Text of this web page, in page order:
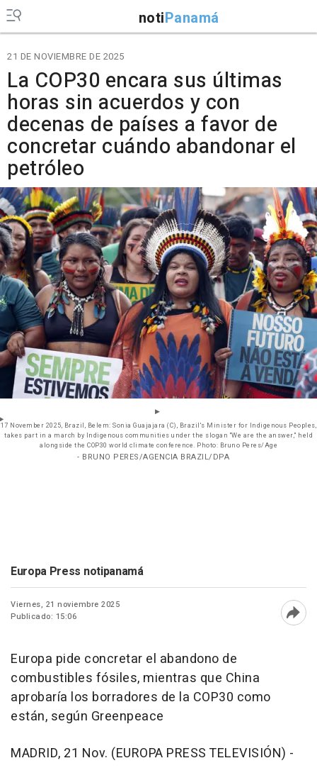
notiPanamá
21 DE NOVIEMBRE DE 2025
La COP30 encara sus últimas
horas sin acuerdos y con
decenas de países a favor de
concretar cuándo abandonar el
petróleo
17 November 2025, Brazil, Belem: Sonia Guajajara (C), Brazil's Minister for Indigenous Peoples,
takes part in a march by Indigenous communities under the slogan "We are the answer," held
alongside the COP30 world climate conference. Photo: Bruno Peres/Age
- BRUNO PERES/AGENCIA BRAZIL/DPA
Europa Press notipanamá
Viernes, 21 noviembre 2025
Publicado: 15:06
Europa pide concretar el abandono de
combustibles fósiles, mientras que China
aprobaría los borradores de la COP30 como
están, según Greenpeace
MADRID, 21 Nov. (EUROPA PRESS TELEVISIÓN) -